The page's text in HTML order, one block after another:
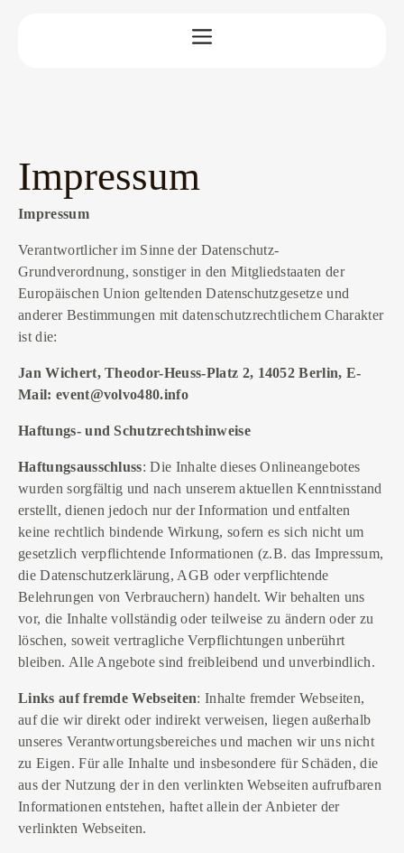
Impressum
Impressum
Verantwortlicher im Sinne der Datenschutz-
Grundverordnung, sonstiger in den Mitgliedstaaten der
Europäischen Union geltenden Datenschutzgesetze und
anderer Bestimmungen mit datenschutzrechtlichem Charakter
ist die:
Jan Wichert, Theodor-Heuss-Platz 2, 14052 Berlin, E-
Mail: event@volvo480.info
Haftungs- und Schutzrechtshinweise
Haftungsausschluss: Die Inhalte dieses Onlineangebotes
wurden sorgfältig und nach unserem aktuellen Kenntnisstand
erstellt, dienen jedoch nur der Information und entfalten
keine rechtlich bindende Wirkung, sofern es sich nicht um
gesetzlich verpflichtende Informationen (z.B. das Impressum,
die Datenschutzerklärung, AGB oder verpflichtende
Belehrungen von Verbrauchern) handelt. Wir behalten uns
vor, die Inhalte vollständig oder teilweise zu ändern oder zu
löschen, soweit vertragliche Verpflichtungen unberührt
bleiben. Alle Angebote sind freibleibend und unverbindlich.
Links auf fremde Webseiten: Inhalte fremder Webseiten,
auf die wir direkt oder indirekt verweisen, liegen außerhalb
unseres Verantwortungsbereiches und machen wir uns nicht
zu Eigen. Für alle Inhalte und insbesondere für Schäden, die
aus der Nutzung der in den verlinkten Webseiten aufrufbaren
Informationen entstehen, haftet allein der Anbieter der
verlinkten Webseiten.